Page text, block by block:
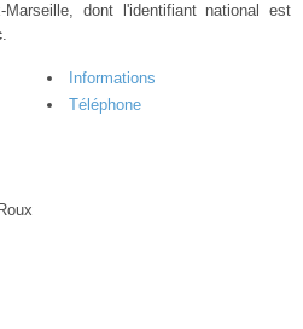
Marseille, dont l'identifiant national est
.
Informations
Téléphone